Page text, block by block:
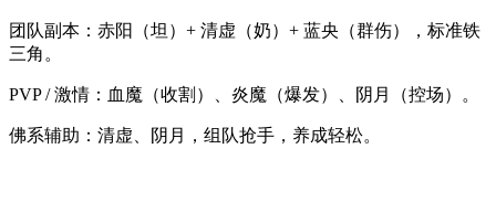
团队副本：赤阳（坦）+ 清虚（奶）+ 蓝央（群伤），标准铁
三角。
PVP / 激情：血魔（收割）、炎魔（爆发）、阴月（控场）。
佛系辅助：清虚、阴月，组队抢手，养成轻松。